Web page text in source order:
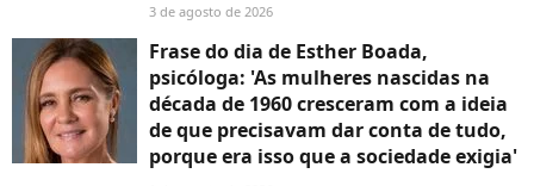
3 de agosto de 2026
Frase do dia de Esther Boada,
psicóloga: 'As mulheres nascidas na
década de 1960 cresceram com a ideia
de que precisavam dar conta de tudo,
porque era isso que a sociedade exigia'